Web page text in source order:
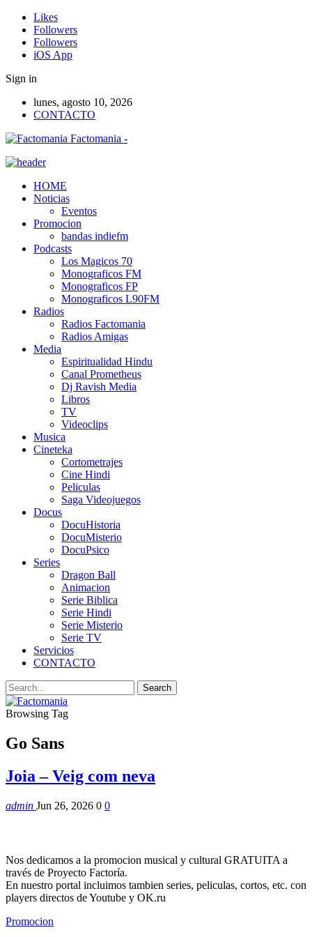
Likes
Followers
Followers
iOS App
Sign in
lunes, agosto 10, 2026
CONTACTO
Factomania -
HOME
Noticias
Eventos
Promocion
bandas indiefm
Podcasts
Los Magicos 70
Monograficos FM
Monograficos FP
Monograficos L90FM
Radios
Radios Factomania
Radios Amigas
Media
Espiritualidad Hindu
Canal Prometheus
Dj Ravish Media
Libros
TV
Videoclips
Musica
Cineteka
Cortometrajes
Cine Hindi
Peliculas
Saga Videojuegos
Docus
DocuHistoria
DocuMisterio
DocuPsico
Series
Dragon Ball
Animacion
Serie Biblica
Serie Hindi
Serie Misterio
Serie TV
Servicios
CONTACTO
Browsing Tag
Go Sans
Joia – Veig com neva
admin Jun 26, 2026 0 0
Nos dedicamos a la promocion musical y cultural GRATUITA a
través de Proyecto Factoría.
En nuestro portal incluimos tambien series, peliculas, cortos, etc. con
players directos de Youtube y OK.ru
Promocion